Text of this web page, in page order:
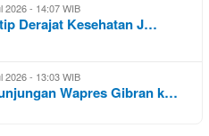
2026 - 14:07 WIB
Derajat Kesehatan J…
2026 - 13:03 WIB
Wapres Gibran k…